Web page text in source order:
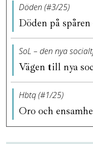
Döden (#3/25)
Döden på
SoL – den nya
Vägen till nya
Hbtq (#1/25)
Oro och